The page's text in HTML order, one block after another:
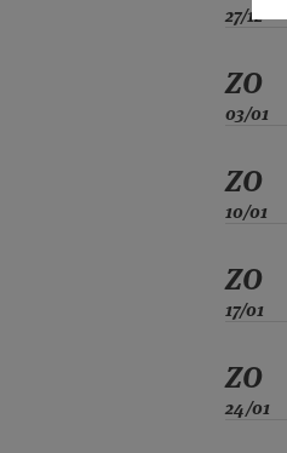
27/12
ZO
03/01
ZO
10/01
ZO
17/01
ZO
24/01